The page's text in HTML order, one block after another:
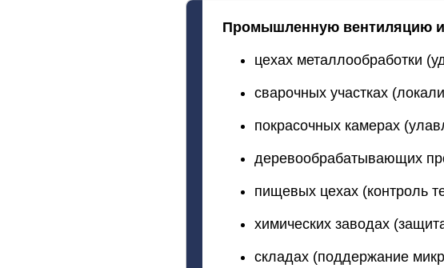
Промышленную вентиляцию
цехах металлообработки
сварочных участках
покрасочных камерах
деревообрабатывающих
пищевых цехах (контроль
химических заводах
складах (поддержание